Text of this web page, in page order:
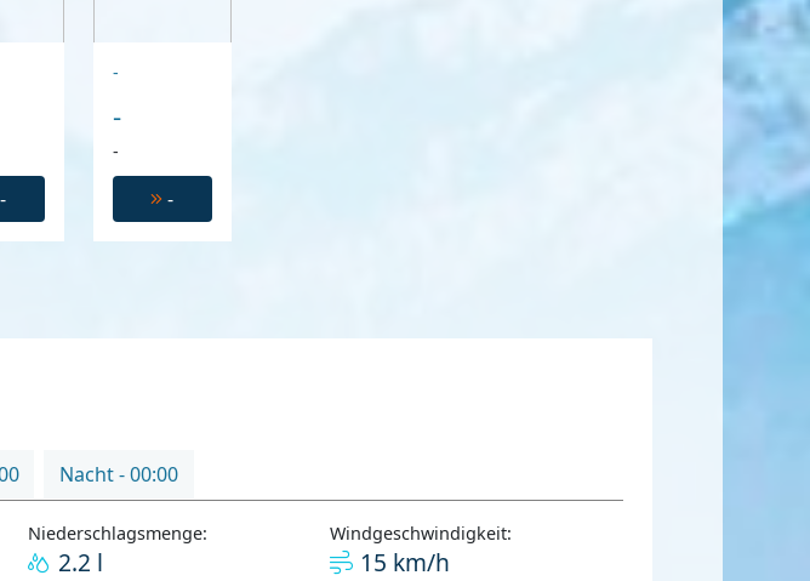
-
-
-
-
-
Nacht - 00:00
Niederschlagsmenge:
2.2 l
Windgeschwindigkeit:
15 km/h